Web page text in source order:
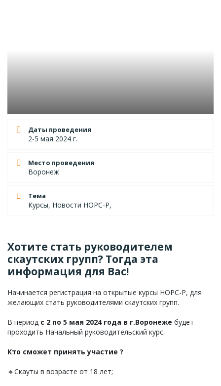
Даты проведения
2-5 мая 2024 г.
Место проведения
Воронеж
Тема
Курсы, Новости НОРС-Р,
Хотите стать руководителем
скаутских групп? Тогда эта
информация для Вас!
Начинается регистрация на открытые курсы НОРС-Р, для
желающих стать руководителями скаутских групп.
В период с 2 по 5 мая 2024 года в г.Воронеже будет
проходить Начальный руководительский курс.
Кто сможет принять участие ?
🔸Скауты в возрасте от 18 лет;